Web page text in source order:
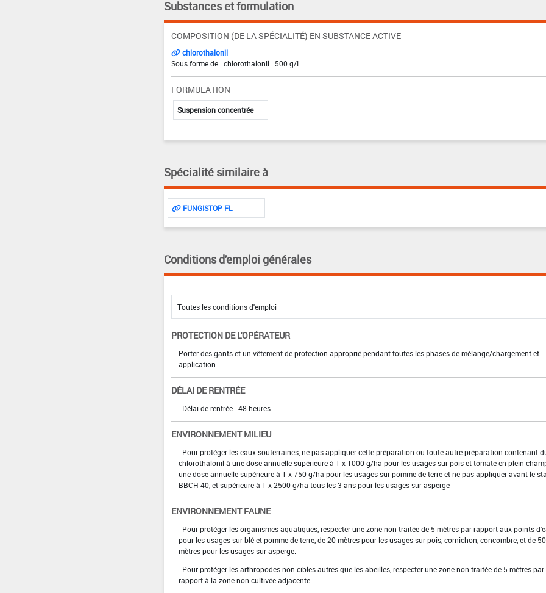
Substances et formulation
COMPOSITION (DE LA SPÉCIALITÉ) EN SUBSTANCE ACTIVE
chlorothalonil
Sous forme de : chlorothalonil : 500 g/L
FORMULATION
Suspension concentrée
Spécialité similaire à
FUNGISTOP FL
Conditions d'emploi générales
PROTECTION DE L'OPÉRATEUR
Porter des gants et un vêtement de protection approprié pendant toutes les phases de mélange/chargement et
application.
DÉLAI DE RENTRÉE
- Délai de rentrée : 48 heures.
ENVIRONNEMENT MILIEU
- Pour protéger les eaux souterraines, ne pas appliquer cette préparation ou toute autre préparation contenant
chlorothalonil à une dose annuelle supérieure à 1 x 1000 g/ha pour les usages sur pois et tomate en plein
une dose annuelle supérieure à 1 x 750 g/ha pour les usages sur pomme de terre et ne pas appliquer avant le
BBCH 40, et supérieure à 1 x 2500 g/ha tous les 3 ans pour les usages sur asperge
ENVIRONNEMENT FAUNE
- Pour protéger les organismes aquatiques, respecter une zone non traitée de 5 mètres par rapport aux points
pour les usages sur blé et pomme de terre, de 20 mètres pour les usages sur pois, cornichon, concombre, et de 50
mètres pour les usages sur asperge.
- Pour protéger les arthropodes non-cibles autres que les abeilles, respecter une zone non traitée de 5 mètres par
rapport à la zone non cultivée adjacente.